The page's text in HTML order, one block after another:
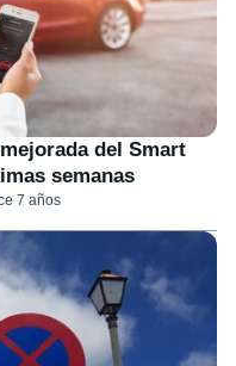
del Smart
semanas
7 años